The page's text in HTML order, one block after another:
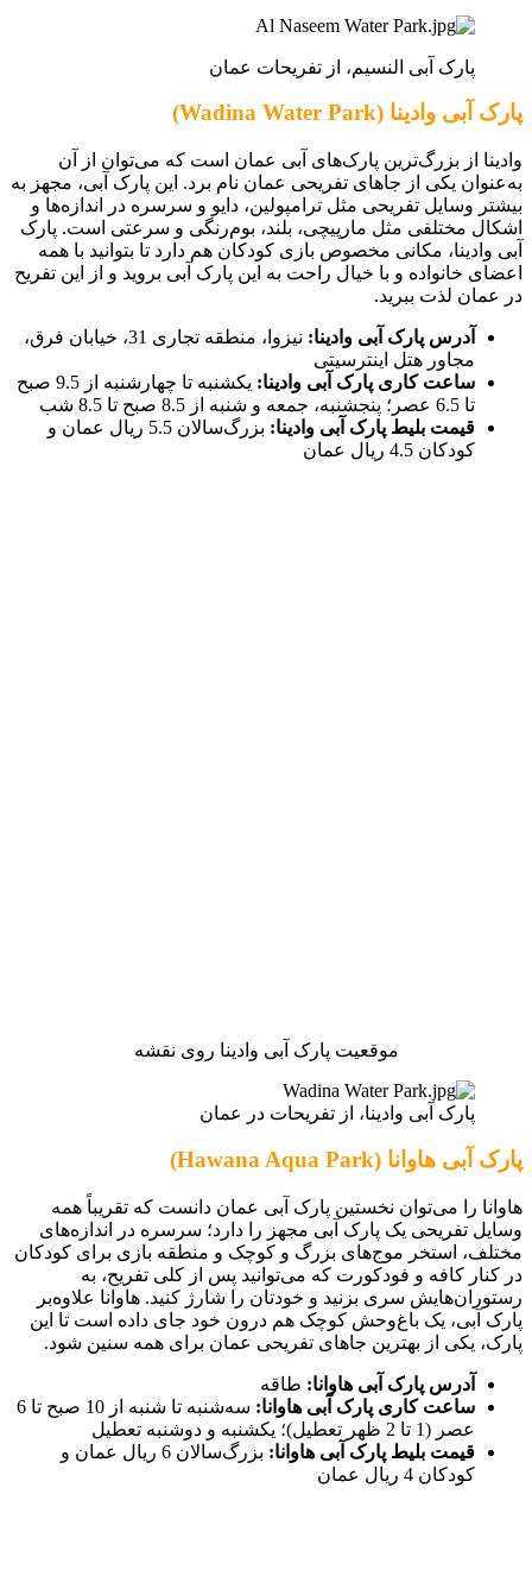
پارک آبی النسیم، از تفریحات عمان
پارک آبی وادینا (Wadina Water Park)
وادینا از بزرگ‌ترین پارک‌های آبی عمان است که می‌توان از آن
به‌عنوان یکی از جاهای تفریحی عمان نام برد. این پارک آبی، مجهز به
بیشتر وسایل تفریحی مثل ترامپولین، دایو و سرسره در اندازه‌ها و
اشکال مختلفی مثل مارپیچی، بلند، بوم‌رنگی و سرعتی است. پارک
آبی وادینا، مکانی مخصوص بازی کودکان هم دارد تا بتوانید با همه
اعضای خانواده و با خیال راحت به این پارک آبی بروید و از این تفریح
در عمان لذت ببرید.
آدرس پارک آبی وادینا:
نیزوا، منطقه تجاری 31، خیابان فرق،
مجاور هتل اینترسیتی
ساعت کاری پارک آبی وادینا:
یکشنبه تا چهارشنبه از 9.5 صبح
تا 6.5 عصر؛ پنجشنبه، جمعه و شنبه از 8.5 صبح تا 8.5 شب
قیمت بلیط پارک آبی وادینا:
بزرگ‌سالان 5.5 ریال عمان و
کودکان 4.5 ریال عمان
موقعیت پارک آبی وادینا روی نقشه
پارک آبی وادینا، از تفریحات در عمان
پارک آبی هاوانا (Hawana Aqua Park)
هاوانا را می‌توان نخستین پارک آبی عمان دانست که تقریباً همه
وسایل تفریحی یک پارک آبی مجهز را دارد؛ سرسره در اندازه‌های
مختلف، استخر موج‌های بزرگ و کوچک و منطقه بازی برای کودکان
در کنار کافه و فودکورت که می‌توانید پس از کلی تفریح، به
رستوران‌هایش سری بزنید و خودتان را شارژ کنید. هاوانا علاوه‌بر
پارک آبی، یک باغ‌وحش کوچک هم درون خود جای داده است تا این
پارک، یکی از بهترین جاهای تفریحی عمان برای همه سنین شود.
آدرس پارک آبی هاوانا: طاقه
ساعت کاری پارک آبی هاوانا:
سه‌شنبه تا شنبه از 10 صبح تا 6
عصر (1 تا 2 ظهر تعطیل)؛ یکشنبه و دوشنبه تعطیل
قیمت بلیط پارک آبی هاوانا:
بزرگ‌سالان 6 ریال عمان و
کودکان 4 ریال عمان